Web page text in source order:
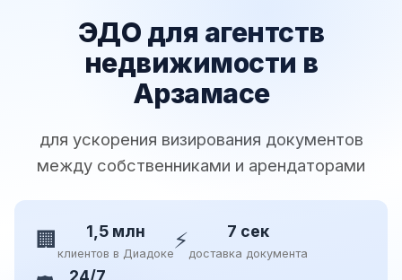
ЭДО для агентств
недвижимости в
Арзамасе
для ускорения визирования документов
между собственниками и арендаторами
🏢 1,5 млн
клиентов в Диадоке⚡ 7 сек
доставка документа
24/7